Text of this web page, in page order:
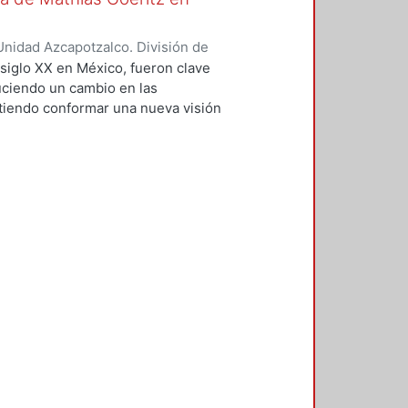
Azcapotzalco. División de
Guillermo;Espinosa
XX en México, fueron clave
un cambio en las
conformar una nueva visión